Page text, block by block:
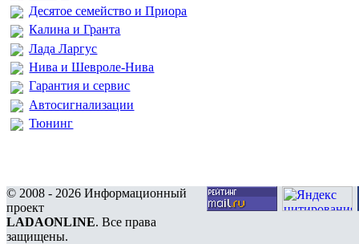
Десятое семейство и Приора
Калина и Гранта
Лада Ларгус
Нива и Шевроле-Нива
Гарантия и сервис
Автосигнализации
Тюнинг
© 2008 - 2026 Информационный
проект
LADAONLINE. Все права
защищены.